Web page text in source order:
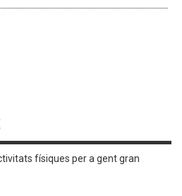
físiques per a gent gran